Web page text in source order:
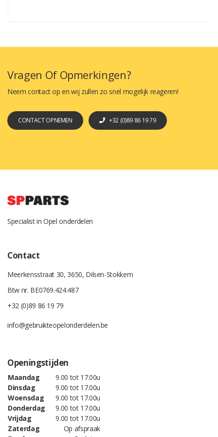
Vragen Of Opmerkingen?
Neem contact op en wij zullen zo snel mogelijk reageren!
CONTACT OPNEMEN +32 (0)89 86 19 79
Specialist in Opel onderdelen
Contact
Meerkensstraat 30, 3650, Dilsen-Stokkem
Btw nr. BE0769.424.487
+32 (0)89 86 19 79
info@gebruikteopelonderdelen.be
Openingstijden
Maandag
9.00 tot 17.00u
Dinsdag
9.00 tot 17.00u
Woensdag
9.00 tot 17.00u
Donderdag
9.00 tot 17.00u
Vrijdag
9.00 tot 17.00u
Zaterdag
Op afspraak